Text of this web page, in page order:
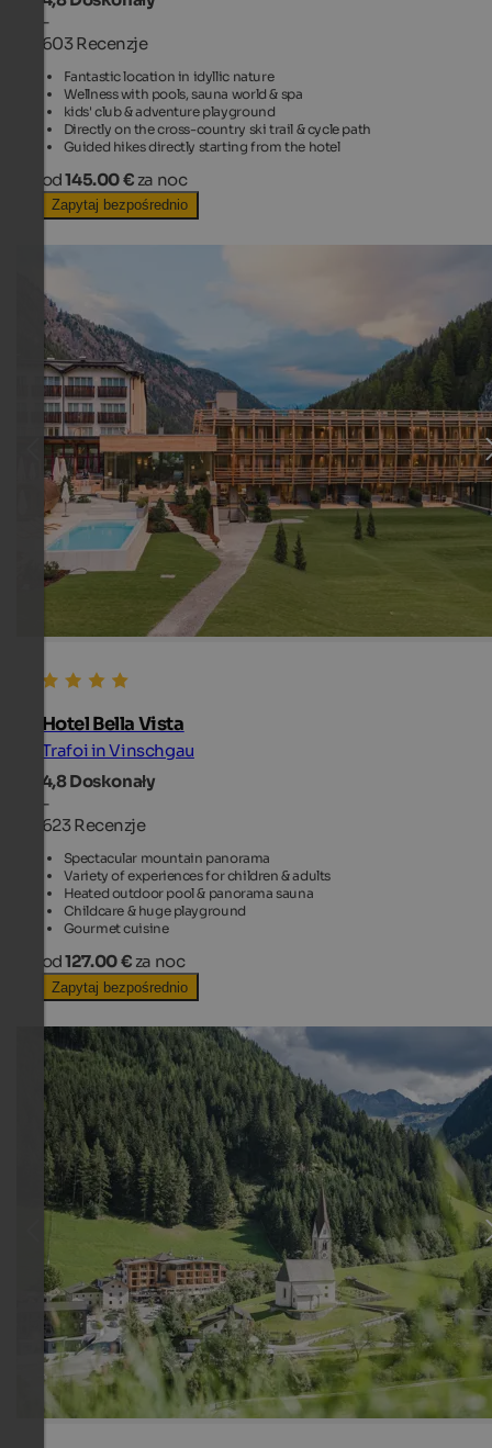
-
603 Recenzje
Fantastic location in idyllic nature
Wellness with pools, sauna world & spa
kids' club & adventure playground
Directly on the cross-country ski trail & cycle path
Guided hikes directly starting from the hotel
od145.00 € za noc
Zapytaj bezpośrednio
Hotel Bella Vista
Trafoi in Vinschgau
4,8Doskonały
-
623 Recenzje
Spectacular mountain panorama
Variety of experiences for children & adults
Heated outdoor pool & panorama sauna
Childcare & huge playground
Gourmet cuisine
od127.00 € za noc
Zapytaj bezpośrednio